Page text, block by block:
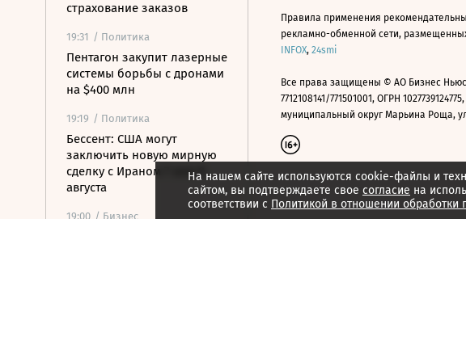
страхование заказов
19:31 / Политика
Пентагон закупит лазерные
системы борьбы с дронами
на $400 млн
19:19 / Политика
Бессент: США могут
заключить новую мирную
сделку с Ираном 7 или 8
августа
19:00 / Бизнес
На нашем сайте используются cookie-файлы и
сайтом, вы подтверждаете свое согласие на
соответствии с Политикой в отношении обработки
Правила применения
рекламно-обменной сети,
INFOX, 24smi
Все права защищены © АО Бизнес
7712108141/771501001, ОГРН
муниципальный округ Марьина Роща,